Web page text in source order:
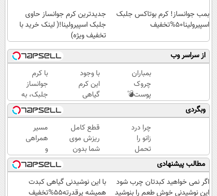
بمب جوانساز! کرم بوتاکس جلبک
اسپیرولینا50%تخفیف
جدیدترین کرم جوانساز حاوی
جلبک اسپیرولینا!( لینک خرید با
تخفیف ویژه)
از سراسر وب
بمباران
چروک
پوست💣
با
جوانساز
جلبک
(تخفیف
تاامشب)
با وجود
این کرم
گیاهی
دیگه
دور
بوتاکس
خط
قرمز
بکش!
با کرم
جوانساز
جلبک، به
پوستت،
انرژی
دوباره
بده(تخفیف
تا امشب)
وبگردی
چرا درد
زانو را
تحمل
می‌کنی؟
خیلی
ساده
درمنزل
قطع کامل
ریزش موی
شما بدون
جراحی!
شامپوجلبک
تضمین
کیفیت
مسیر
همراهی
و
گزارش
عملکرد
گروه
اسنپ
مطالب پیشنهادی
اگر نمی خواهید کبدتان چرب شود
این نوشیدنی خوش طعم را بنوشید
با این نوشیدنی گیاهی کبدت
همیشه پرقدرته55%تخفیف